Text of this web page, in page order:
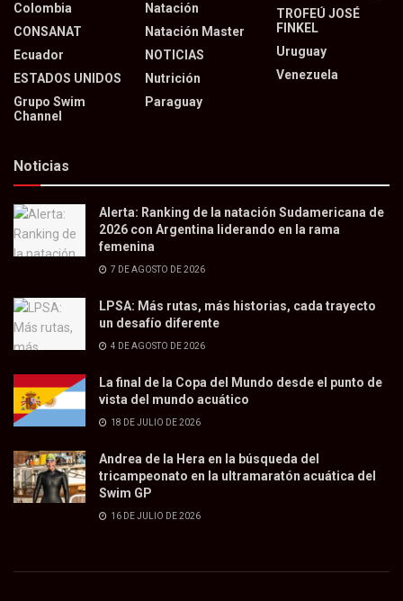
Colombia
CONSANAT
Ecuador
ESTADOS UNIDOS
Grupo Swim
Channel
Natación
Natación Master
NOTICIAS
Nutrición
Paraguay
TROFEÚ JOSÉ
FINKEL
Uruguay
Venezuela
Noticias
Alerta: Ranking de la natación Sudamericana de
2026 con Argentina liderando en la rama
femenina
7 DE AGOSTO DE 2026
LPSA: Más rutas, más historias, cada trayecto
un desafío diferente
4 DE AGOSTO DE 2026
La final de la Copa del Mundo desde el punto de
vista del mundo acuático
18 DE JULIO DE 2026
Andrea de la Hera en la búsqueda del
tricampeonato en la ultramaratón acuática del
Swim GP
16 DE JULIO DE 2026